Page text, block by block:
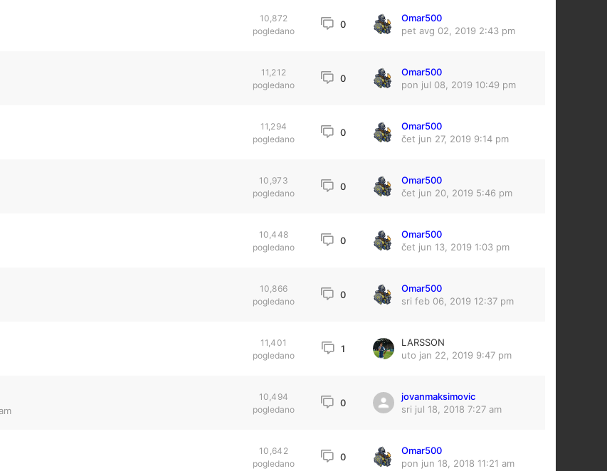
10,872
pogledano
0
Omar500
pet avg 02, 2019 2:43 pm
11,212
pogledano
0
Omar500
pon jul 08, 2019 10:49 pm
11,294
pogledano
0
Omar500
čet jun 27, 2019 9:14 pm
10,973
pogledano
0
Omar500
čet jun 20, 2019 5:46 pm
10,448
pogledano
0
Omar500
čet jun 13, 2019 1:03 pm
10,866
pogledano
0
Omar500
sri feb 06, 2019 12:37 pm
11,401
pogledano
1
LARSSON
uto jan 22, 2019 9:47 pm
10,494
pogledano
0
jovanmaksimovic
sri jul 18, 2018 7:27 am
10,642
pogledano
0
Omar500
pon jun 18, 2018 11:21 am